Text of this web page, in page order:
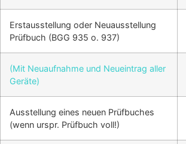
Erstausstellung oder Neuausstellung
Prüfbuch (BGG 935 o. 937)
(Mit Neuaufnahme und Neueintrag aller
Geräte)
Ausstellung eines neuen Prüfbuches
(wenn urspr. Prüfbuch voll!)